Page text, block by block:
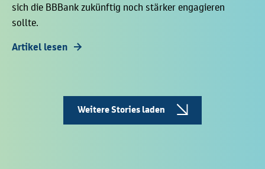
sich die BBBank zukünftig noch stärker engagieren
sollte.
Artikel lesen
Weitere Stories laden